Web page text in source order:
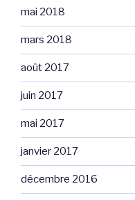
mai 2018
mars 2018
août 2017
juin 2017
mai 2017
janvier 2017
décembre 2016